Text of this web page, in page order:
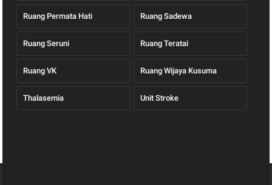
Ruang Permata Hati Ruang Sadewa
Ruang Seruni Ruang Teratai
Ruang VK Ruang Wijaya Kusuma
Thalasemia Unit Stroke